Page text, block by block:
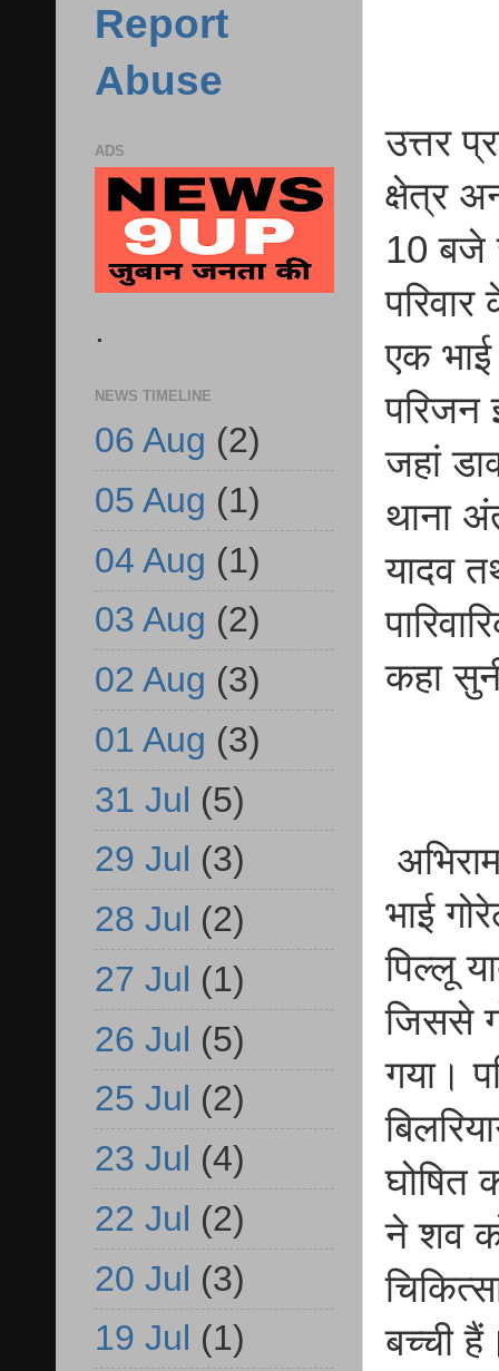
उत्तर
क्षेत्र
10 बजे
एक
परिजन
जहां
थाना
यादव
कहा
भाई
पिल्लू
जिससे
गया।
घोषित
ने शव
बच्ची
Report
Abuse
ADS
.
NEWS TIMELINE
06 Aug (2)
05 Aug (1)
04 Aug (1)
03 Aug (2)
02 Aug (3)
01 Aug (3)
31 Jul (5)
29 Jul (3)
28 Jul (2)
27 Jul (1)
26 Jul (5)
25 Jul (2)
23 Jul (4)
22 Jul (2)
20 Jul (3)
19 Jul (1)